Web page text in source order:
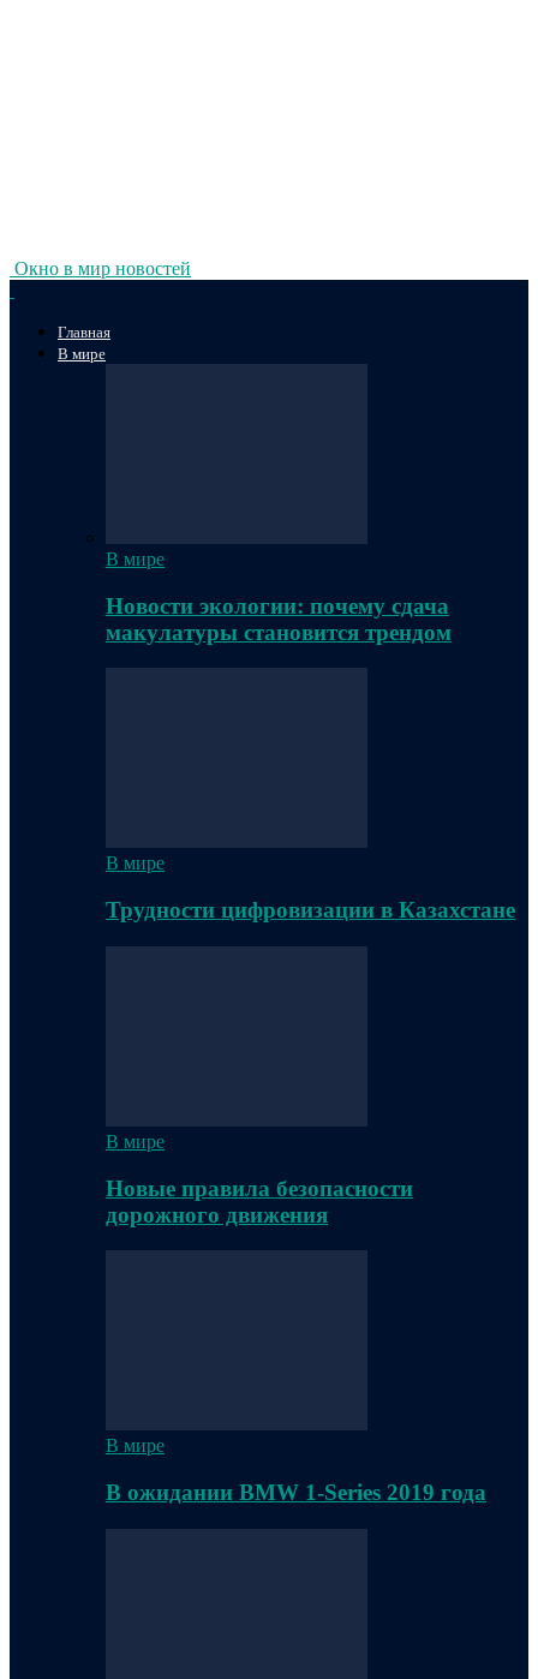
Окно в мир новостей
Главная
В мире
В мире
Новости экологии: почему сдача
макулатуры становится трендом
В мире
Трудности цифровизации в Казахстане
В мире
Новые правила безопасности
дорожного движения
В мире
В ожидании BMW 1-Series 2019 года